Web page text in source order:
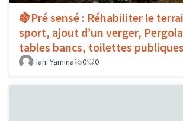
🍇Pré sensé : Réhabiliter le
sport, ajout d’un verger,
tables bancs, toilettes publiques
Hani Yamina 0 0